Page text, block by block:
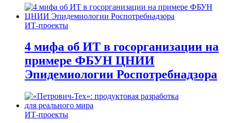
ИТ-проекты
4 мифа об ИТ в госорганизации на
примере ФБУН ЦНИИ
Эпидемиологии Роспотребнадзора
ИТ-проекты